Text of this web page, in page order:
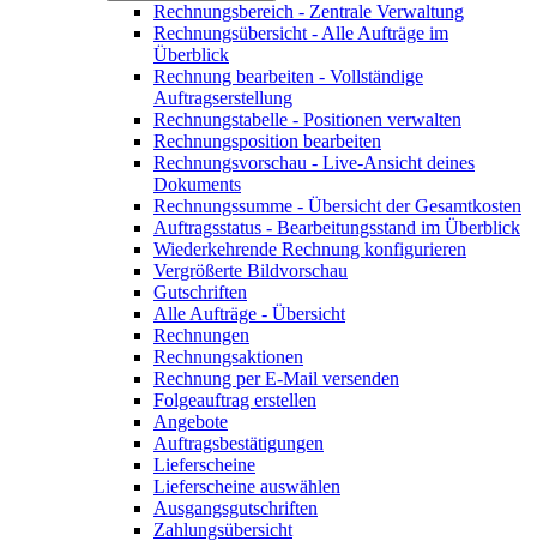
Rechnungsbereich - Zentrale Verwaltung
Rechnungsübersicht - Alle Aufträge im
Überblick
Rechnung bearbeiten - Vollständige
Auftragserstellung
Rechnungstabelle - Positionen verwalten
Rechnungsposition bearbeiten
Rechnungsvorschau - Live-Ansicht deines
Dokuments
Rechnungssumme - Übersicht der Gesamtkosten
Auftragsstatus - Bearbeitungsstand im Überblick
Wiederkehrende Rechnung konfigurieren
Vergrößerte Bildvorschau
Gutschriften
Alle Aufträge - Übersicht
Rechnungen
Rechnungsaktionen
Rechnung per E-Mail versenden
Folgeauftrag erstellen
Angebote
Auftragsbestätigungen
Lieferscheine
Lieferscheine auswählen
Ausgangsgutschriften
Zahlungsübersicht